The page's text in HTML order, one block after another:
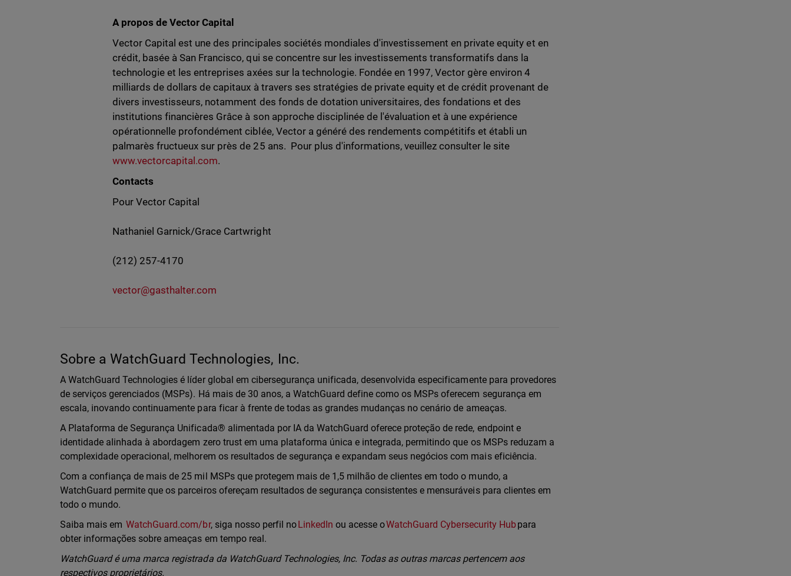
A propos de Vector Capital
Vector Capital est une des principales sociétés mondiales d'investissement en private equity et en
crédit, basée à San Francisco, qui se concentre sur les investissements transformatifs dans la
technologie et les entreprises axées sur la technologie. Fondée en 1997, Vector gère environ 4
milliards de dollars de capitaux à travers ses stratégies de private equity et de crédit provenant de
divers investisseurs, notamment des fonds de dotation universitaires, des fondations et des
institutions financières Grâce à son approche disciplinée de l'évaluation et à une expérience
opérationnelle profondément ciblée, Vector a généré des rendements compétitifs et établi un
palmarès fructueux sur près de 25 ans. Pour plus d'informations, veuillez consulter le site
www.vectorcapital.com.
Contacts
Pour Vector Capital
Nathaniel Garnick/Grace Cartwright
(212) 257-4170
vector@gasthalter.com
Sobre a WatchGuard Technologies, Inc.
A WatchGuard Technologies é líder global em cibersegurança unificada, desenvolvida especificamente para provedores
de serviços gerenciados (MSPs). Há mais de 30 anos, a WatchGuard define como os MSPs oferecem segurança em
escala, inovando continuamente para ficar à frente de todas as grandes mudanças no cenário de ameaças.
A Plataforma de Segurança Unificada® alimentada por IA da WatchGuard oferece proteção de rede, endpoint e
identidade alinhada à abordagem zero trust em uma plataforma única e integrada, permitindo que os MSPs reduzam a
complexidade operacional, melhorem os resultados de segurança e expandam seus negócios com mais eficiência.
Com a confiança de mais de 25 mil MSPs que protegem mais de 1,5 milhão de clientes em todo o mundo, a
WatchGuard permite que os parceiros ofereçam resultados de segurança consistentes e mensuráveis para clientes em
todo o mundo.
Saiba mais emWatchGuard.com/br, siga nosso perfil noLinkedIn ou acesse oWatchGuard Cybersecurity Hubpara
obter informações sobre ameaças em tempo real.
WatchGuard é uma marca registrada da WatchGuard Technologies, Inc. Todas as outras marcas pertencem aos
respectivos proprietários.